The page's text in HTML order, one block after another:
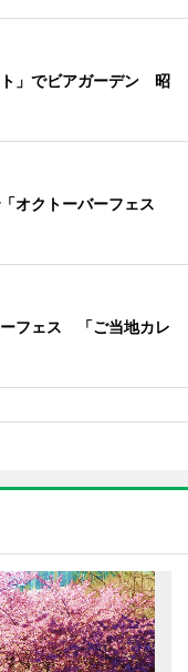
」でビアガーデン 昭
オクトーバーフェス
フェス 「ご当地カレ